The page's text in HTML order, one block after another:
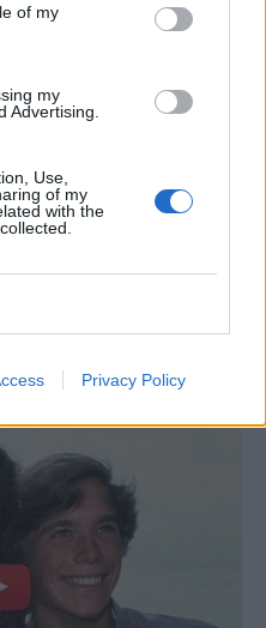
of my
my
Advertising.
Use,
of my
with the
Privacy Policy